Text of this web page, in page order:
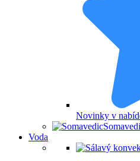
Novinky v
Voda